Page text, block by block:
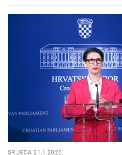
SRIJEDA 21.1.2026.